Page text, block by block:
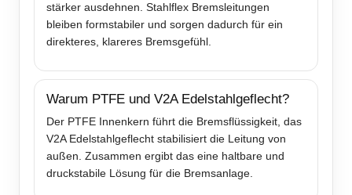
stärker ausdehnen. Stahlflex Bremsleitungen
bleiben formstabiler und sorgen dadurch für ein
direkteres, klareres Bremsgefühl.
Warum PTFE und V2A Edelstahlgeflecht?
Der PTFE Innenkern führt die Bremsflüssigkeit, das
V2A Edelstahlgeflecht stabilisiert die Leitung von
außen. Zusammen ergibt das eine haltbare und
druckstabile Lösung für die Bremsanlage.